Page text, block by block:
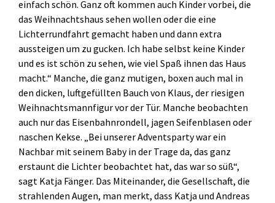
einfach schön. Ganz oft kommen auch Kinder vorbei, die
das Weihnachtshaus sehen wollen oder die eine
Lichterrundfahrt gemacht haben und dann extra
aussteigen um zu gucken. Ich habe selbst keine Kinder
und es ist schön zu sehen, wie viel Spaß ihnen das Haus
macht.“ Manche, die ganz mutigen, boxen auch mal in
den dicken, luftgefüllten Bauch von Klaus, der riesigen
Weihnachtsmannfigur vor der Tür. Manche beobachten
auch nur das Eisenbahnrondell, jagen Seifenblasen oder
naschen Kekse. „Bei unserer Adventsparty war ein
Nachbar mit seinem Baby in der Trage da, das ganz
erstaunt die Lichter beobachtet hat, das war so süß“,
sagt Katja Fänger. Das Miteinander, die Gesellschaft, die
strahlenden Augen, man merkt, dass Katja und Andreas